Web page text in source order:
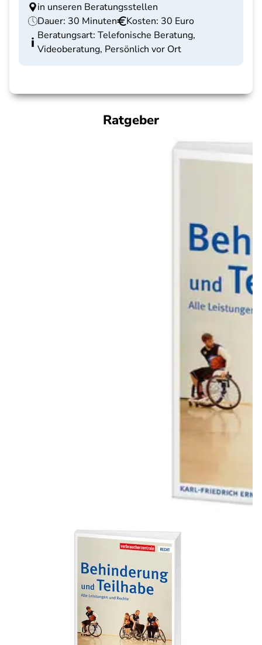
in unseren Beratungsstellen
Dauer: 30 Minuten
Kosten: 30 Euro
Beratungsart: Telefonische Beratung,
Videoberatung, Persönlich vor Ort
Ratgeber